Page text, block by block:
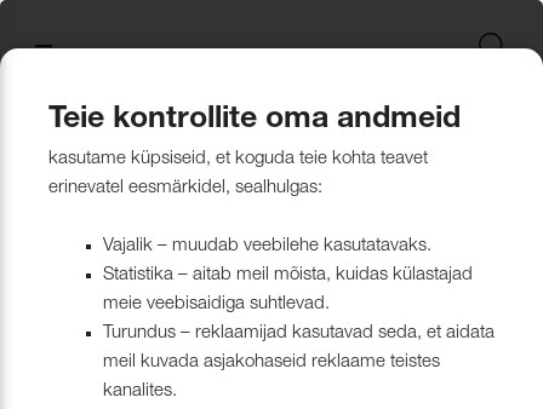
Kattematerjalid Naturaalne
Kardinad
Tulekindlate
Paadid ja markiisid
Paadikatte
Tehnilised kangad
Looduslikust
Tööriistad ja tarvikud
Klambrite ja
Tööriistad ja
Nööbid,
Paelad ja
Naturaalne
Tulekindlate
Muu
Nahk
Wooly, Margrethe &
Lillehammer
Surf & Wave
CH24
Kümblustünn
Disainivilla Läänerannikul
Blackstone steakhouse
Kattegatt Gümnaasium
ISO 26000:2021
UUS! Disain kangas
Blend – kanga lugu meie
ühisest tugevusest
Bluebell – loodusest ja ajast
Tootmine
Teie kontrollite oma andmeid
kasutame küpsiseid, et koguda teie kohta teavet
erinevatel eesmärkidel, sealhulgas:
Vajalik – muudab veebilehe kasutatavaks.
Statistika – aitab meil mõista, kuidas külastajad
meie veebisaidiga suhtlevad.
Turundus – reklaamijad kasutavad seda, et aidata
meil kuvada asjakohaseid reklaame teistes
kanalites.